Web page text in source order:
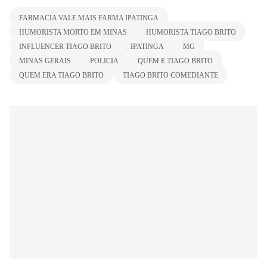
FARMACIA VALE MAIS FARMA IPATINGA
HUMORISTA MORTO EM MINAS
HUMORISTA TIAGO BRITO
INFLUENCER TIAGO BRITO
IPATINGA
MG
MINAS GERAIS
POLICIA
QUEM E TIAGO BRITO
QUEM ERA TIAGO BRITO
TIAGO BRITO COMEDIANTE